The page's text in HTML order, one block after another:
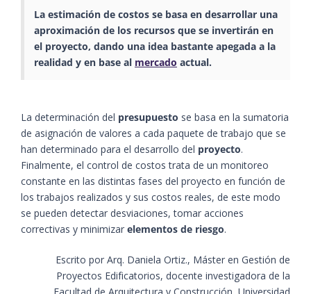
La estimación de costos se basa en desarrollar una
aproximación de los recursos que se invertirán en
el proyecto, dando una idea bastante apegada a la
realidad y en base al mercado actual.
La determinación del presupuesto se basa en la sumatoria
de asignación de valores a cada paquete de trabajo que se
han determinado para el desarrollo del proyecto.
Finalmente, el control de costos trata de un monitoreo
constante en las distintas fases del proyecto en función de
los trabajos realizados y sus costos reales, de este modo
se pueden detectar desviaciones, tomar acciones
correctivas y minimizar elementos de riesgo.
Escrito por Arq. Daniela Ortiz., Máster en Gestión de
Proyectos Edificatorios, docente investigadora de la